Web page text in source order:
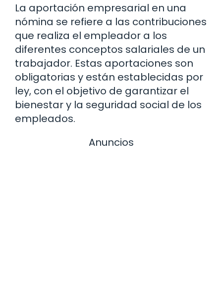
La aportación empresarial en una
nómina se refiere a las contribuciones
que realiza el empleador a los
diferentes conceptos salariales de un
trabajador. Estas aportaciones son
obligatorias y están establecidas por
ley, con el objetivo de garantizar el
bienestar y la seguridad social de los
empleados.
Anuncios